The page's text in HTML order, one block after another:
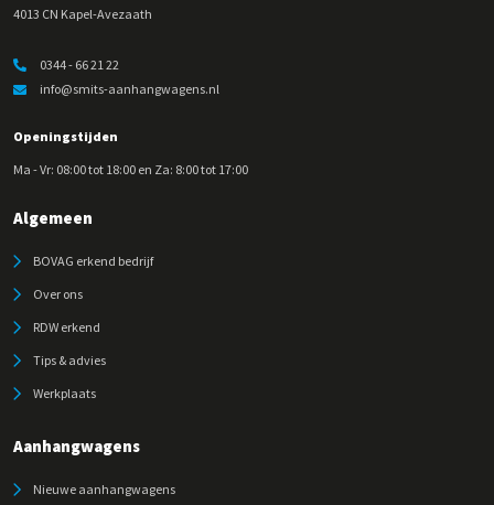
4013 CN Kapel-Avezaath
0344 - 66 21 22
info@smits-aanhangwagens.nl
Openingstijden
Ma - Vr: 08:00 tot 18:00 en Za: 8:00 tot 17:00
Algemeen
BOVAG erkend bedrijf
Over ons
RDW erkend
Tips & advies
Werkplaats
Aanhangwagens
Nieuwe aanhangwagens